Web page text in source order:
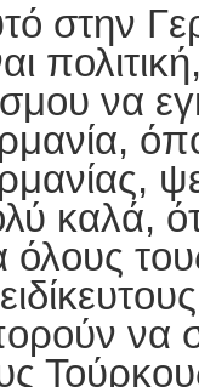
στην
να
καλά,
όλους
να